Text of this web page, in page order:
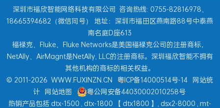
深圳市福欣智能网络科技有限公司 咨询热线: 0755-82816978、
18665394682（微信同号） 地址：深圳市福田区燕南路88号中泰燕
南名庭D座613
福禄克、Fluke、Fluke Networks是美国福禄克公司的注册商标，
NetAlly、AirMagnt是NetAlly, LLC的注册商标。深圳福欣智能不拥有
其他机构的商标的相关权益。
© 2011-2026 WWW.FUXINZN.CN 粤ICP备14000514号-14 网站统
计 网站地图
粤公网安备44030002010258号
热销产品包括 dtx-1500 , dtx-1800 【 dtx1800 】, dsx2-8000 , mt-